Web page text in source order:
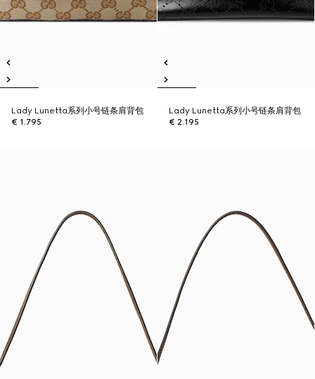
Lady Lunetta系列小号链条肩背包
€ 1.795
Lady Lunetta系列小号链条肩背包
€ 2.195